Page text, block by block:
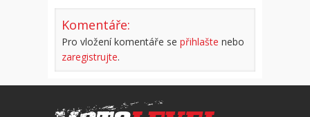
Komentáře:
Pro vložení komentáře se přihlašte nebo
zaregistrujte.